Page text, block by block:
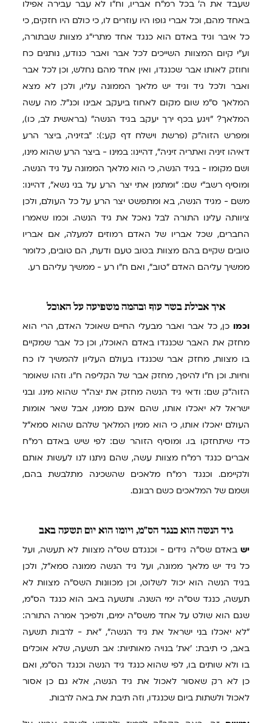
שעבד את ה' בכל רמ"ח אבריו, וח"ו לא עבר עבירה אפילו
באחד מהם, וכל אברי גופו היו עוזרים לו, כי כולם היו חזקים, כי
כל איבר וגיד באדם הוא כנגד אחד מתרי"ג מצוות שבתורה,
וע"י קיום המצוות השייכים לכל אבר ואבר כנודע, נותנים כח
וחוזק לאותו אבר שכנגדו, ואין אחד מהם נחלש, וכן לכל אבר
ואבר ולכל גיד וגיד יש מלאך הממונה עליו, ולכן לא מצא
המלאך ס"מ שום מקום לאחוז ביעקב אבינו וכנ"ל. מה עשה
המלאך? "ויגע בכף ירך יעקב בגיד הנשה" (בראשית לב, כו),
ומפרש הזוה"ק (פרשת וישלח דף קע:): "בזיניה, ביצר הרע
דאיהו זיניה ואתריה זיניה", דהיינו: במינו - ביצר הרע שהוא מינו,
ושם מקומו - בגיד הנשה, כי הוא מלאך הממונה על גיד הנשה.
ומוסיף רשב"י שם: "ומתמן אתי יצר הרע על בני נשא", דהיינו:
משם - מגיד הנשה, בא ומתפשט יצר הרע על כל העולם, ולכן
ציוותה עלינו התורה לבל נאכל את גיד הנשה. וכמו שאמרו
החברים, שכל אבריו של האדם רמוזים למעלה, אם אבריו
טובים שקיים בהם מצוות בטוב טעם ודעת, הם טובים, כלומר
ממשיך עליהם האדם "טוב", ואם ח"ו רע - ממשיך עליהם רע.
איך אכילת בשר עוף ובהמה משפיעה על האוכל
וכמו כן, כל אבר ואבר מבעלי החיים שאוכל האדם, הרי הוא
מחזק את האבר שכנגדו באדם האוכלו, וכן כל אבר שמקיים
בו מצוות, מחזק אבר שכנגדו בעולם העליון להמשיך לו כח
וחיות. וכן ח"ו להיפך, מחזק אבר של הקליפה ח"ו. וזהו שאומר
הזוה"ק שם: ודאי גיד הנשה מחזק את יצה"ר שהוא מינו. ובני
ישראל לא יאכלו אותו, שהם אינם ממינו, אבל שאר אומות
העולם יאכלו אותו, כי הוא ממין המלאך שלהם שהוא סמא"ל
כדי שיתחזקו בו. ומוסיף הזוהר שם: לפי שיש באדם רמ"ח
אברים כנגד רמ"ח מצוות עשה, שהם ניתנו לנו לעשות אותם
ולקיימם. וכנגד רמ"ח מלאכים שהשכינה מתלבשת בהם,
ושמם של המלאכים כשם רבונם.
גיד הנשה הוא כנגד הס"מ, ויומו הוא יום תשעה באב
יש באדם שס"ה גידים - וכנגדם שס"ה מצוות לא תעשה, ועל
כל גיד יש מלאך ממונה, ועל גיד הנשה ממונה סמא"ל, ולכן
בגיד הנשה הוא יכול לשלוט, וכן מכוונות השס"ה מצוות לא
תעשה, כנגד שס"ה ימי השנה. ותשעה באב הוא כנגד הס"מ,
שגם הוא שולט על אחד משס"ה ימים, ולפיכך אמרה התורה:
"לא יאכלו בני ישראל את גיד הנשה", "את - לרבות תשעה
באב, כי תיבת: 'את' בנויה מאותיות: אב תשעה, שלא אוכלים
בו ולא שותים בו, לפי שהוא כנגד גיד הנשה וכנגד הס"מ, ואם
כן לא רק שאסור לאכול את גיד הנשה, אלא גם כן אסור
לאכול ולשתות ביום שכנגדו, וזה תיבת את באה לרבות.